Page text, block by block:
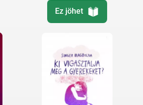
Ez jöhet